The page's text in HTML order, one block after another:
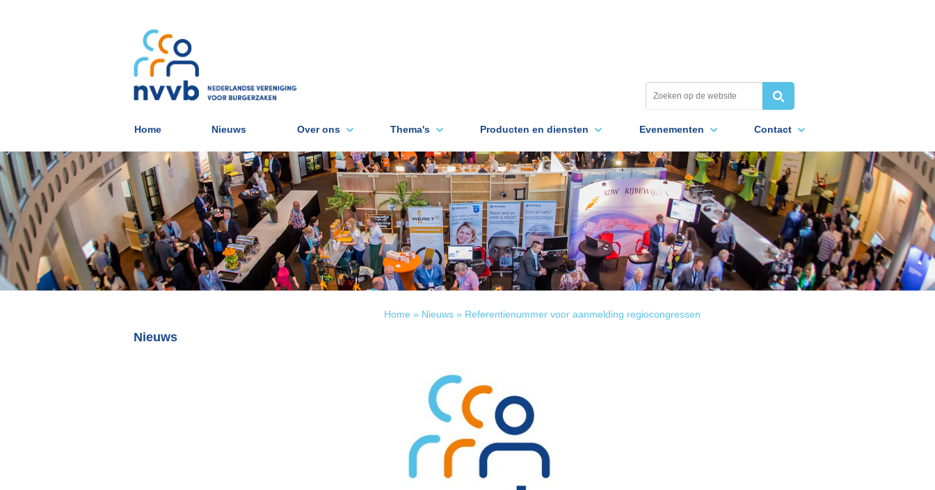
Home Nieuws Over ons Thema's Producten en diensten Evenementen Contact
Nieuws
Home » Nieuws » Referentienummer voor aanmelding regiocongressen